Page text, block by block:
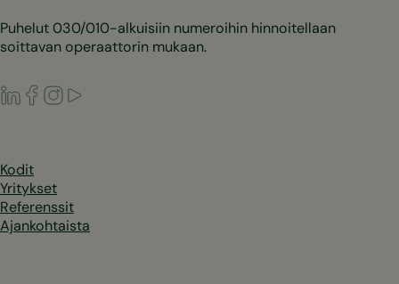
Puhelut 030/010-alkuisiin numeroihin hinnoitellaan
soittavan operaattorin mukaan.
LinkedIn
Facebook
Instagram
Kodit
Yritykset
Referenssit
Ajankohtaista